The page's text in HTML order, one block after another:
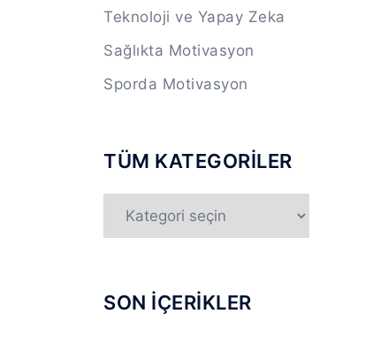
Teknoloji ve Yapay Zeka
Sağlıkta Motivasyon
Sporda Motivasyon
TÜM KATEGORİLER
KATEGORİLER
SON İÇERİKLER